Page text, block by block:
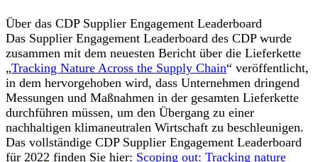
Über das CDP Supplier Engagement Leaderboard
Das Supplier Engagement Leaderboard des CDP wurde
zusammen mit dem neuesten Bericht über die Lieferkette
„Tracking Nature Across the Supply Chain“ veröffentlicht,
in dem hervorgehoben wird, dass Unternehmen dringend
Messungen und Maßnahmen in der gesamten Lieferkette
durchführen müssen, um den Übergang zu einer
nachhaltigen klimaneutralen Wirtschaft zu beschleunigen.
Das vollständige CDP Supplier Engagement Leaderboard
für 2022 finden Sie hier: Scoping out: Tracking nature